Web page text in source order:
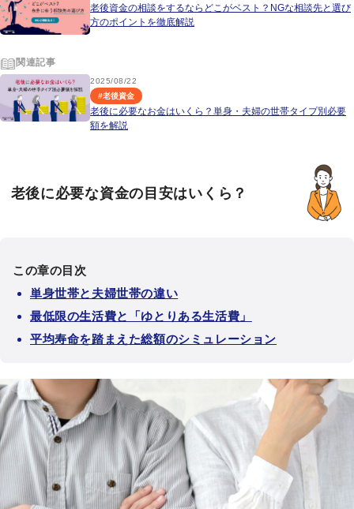
老後資金の相談をするならどこがベスト？NGな相談先と選び
方のポイントを徹底解説
関連記事
2025/08/22
#老後資金
老後に必要なお金はいくら？単身・夫婦の世帯タイプ別必要
額を解説
老後に必要な資金の目安はいくら？
この章の目次
単身世帯と夫婦世帯の違い
最低限の生活費と「ゆとりある生活費」
平均寿命を踏まえた総額のシミュレーション